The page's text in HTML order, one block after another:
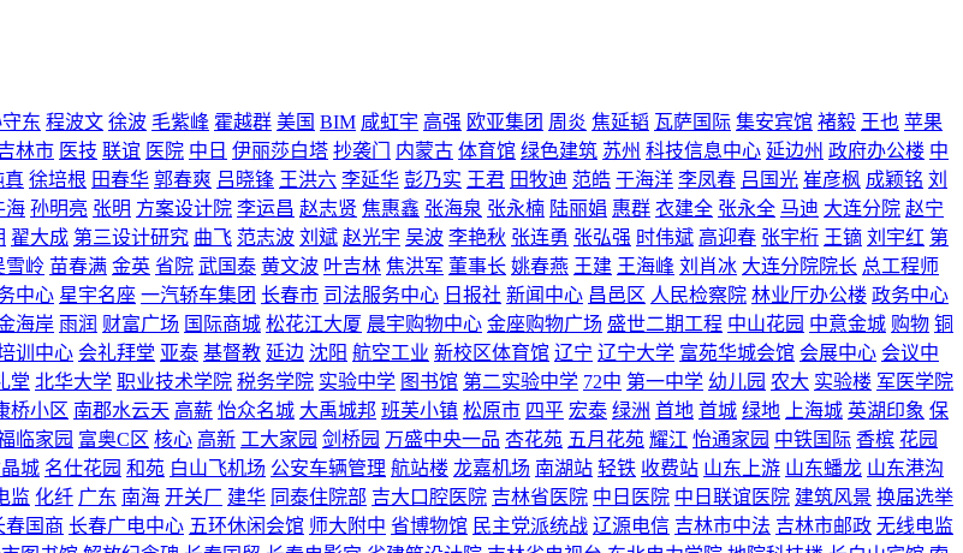
东 程波文 徐波 毛紫峰 霍越群 美国 BIM 咸虹宇 高强 欧亚集团 周炎 焦延韬 瓦萨国际 集安宾馆 褚毅 王也 苹果
林市 医技 联谊 医院 中日 伊丽莎白塔 抄袭门 内蒙古 体育馆 绿色建筑 苏州 科技信息中心 延边州 政府办公楼 中
真 徐培根 田春华 郭春爽 吕晓锋 王洪六 李延华 彭乃实 王君 田牧迪 范皓 于海洋 李凤春 吕国光 崔彦枫 成颖铭 刘
海 孙明亮 张明 方案设计院 李运昌 赵志贤 焦惠鑫 张海泉 张永楠 陆丽娟 惠群 衣建全 张永全 马迪 大连分院 赵宁
翟大成 第三设计研究 曲飞 范志波 刘斌 赵光宇 吴波 李艳秋 张连勇 张弘强 时伟斌 高迎春 张宇桁 王镝 刘宇红 第
雪岭 苗春满 金英 省院 武国泰 黄文波 叶吉林 焦洪军 董事长 姚春燕 王建 王海峰 刘肖冰 大连分院院长 总工程师
中心 星宇名座 一汽轿车集团 长春市 司法服务中心 日报社 新闻中心 昌邑区 人民检察院 林业厅办公楼 政务中心
海岸 雨润 财富广场 国际商城 松花江大厦 晨宇购物中心 金座购物广场 盛世二期工程 中山花园 中意金城 购物 铜
训中心 会礼拜堂 亚泰 基督教 延边 沈阳 航空工业 新校区体育馆 辽宁 辽宁大学 富苑华城会馆 会展中心 会议中
堂 北华大学 职业技术学院 税务学院 实验中学 图书馆 第二实验中学 72中 第一中学 幼儿园 农大 实验楼 军医学院
桥小区 南郡水云天 高薪 怡众名城 大禹城邦 班芙小镇 松原市 四平 宏泰 绿洲 首地 首城 绿地 上海城 英湖印象 保
临家园 富奥C区 核心 高新 工大家园 剑桥园 万盛中央一品 杏花苑 五月花苑 耀江 怡通家园 中铁国际 香槟 花园
城 名仕花园 和苑 白山飞机场 公安车辆管理 航站楼 龙嘉机场 南湖站 轻铁 收费站 山东上游 山东蟠龙 山东港沟
监 化纤 广东 南海 开关厂 建华 同泰住院部 吉大口腔医院 吉林省医院 中日医院 中日联谊医院 建筑风景 换届选举
春国商 长春广电中心 五环休闲会馆 师大附中 省博物馆 民主党派统战 辽源电信 吉林市中法 吉林市邮政 无线电监